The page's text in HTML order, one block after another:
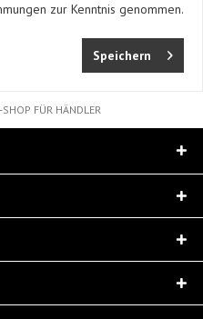
zur Kenntnis genommen.
Speichern
FÜR HÄNDLER